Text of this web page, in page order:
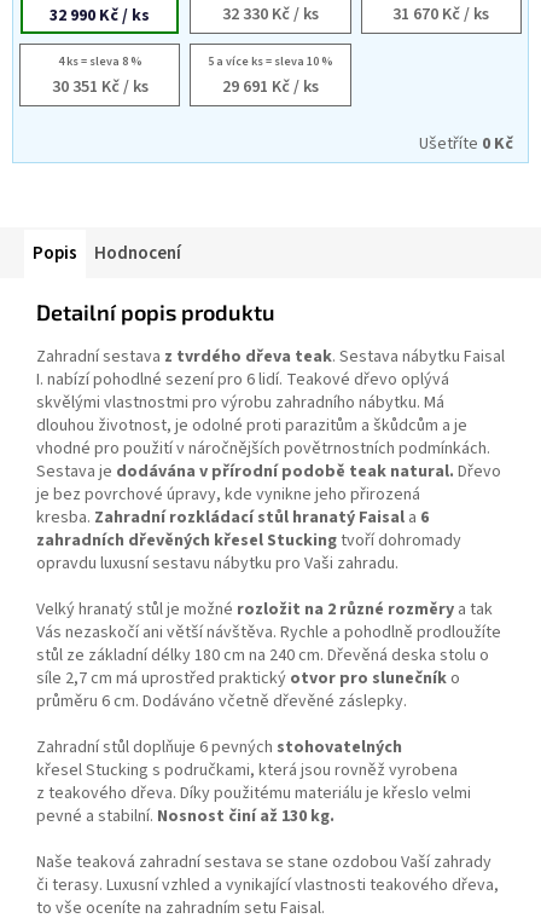
32 990 Kč/ ks 32 330 Kč/ ks 31 670 Kč/ ks
4 ks = sleva 8 %
30 351 Kč/ ks
5 a více ks = sleva 10 %
29 691 Kč/ ks
Ušetříte 0 Kč
Popis Hodnocení
Detailní popis produktu
Zahradní sestava z tvrdého dřeva teak. Sestava nábytku Faisal
I. nabízí pohodlné sezení pro 6 lidí. Teakové dřevo oplývá
skvělými vlastnostmi pro výrobu zahradního nábytku. Má
dlouhou životnost, je odolné proti parazitům a škůdcům a je
vhodné pro použití v náročnějších povětrnostních podmínkách.
Sestava je dodávána v přírodní podobě teak natural. Dřevo
je bez povrchové úpravy, kde vynikne jeho přirozená
kresba. Zahradní rozkládací stůl hranatý Faisal a 6
zahradních dřevěných křesel Stuckingtvoří dohromady
opravdu luxusní sestavu nábytku pro Vaši zahradu.
Velký hranatý stůl je možné rozložit na 2 různé rozměry a tak
Vás nezaskočí ani větší návštěva. Rychle a pohodlně prodloužíte
stůl ze základní délky 180 cm na 240 cm. Dřevěná deska stolu o
síle 2,7 cm má uprostřed praktický otvor pro slunečníko
průměru 6 cm. Dodáváno včetně dřevěné záslepky.
Zahradní stůl doplňuje 6 pevných stohovatelných
křesel Stucking s područkami, která jsou rovněž vyrobena
z teakového dřeva. Díky použitému materiálu je křeslo velmi
pevné a stabilní. Nosnost činí až 130 kg.
Naše teaková zahradní sestava se stane ozdobou Vaší zahrady
či terasy. Luxusní vzhled a vynikající vlastnosti teakového dřeva,
to vše oceníte na zahradním setu Faisal.